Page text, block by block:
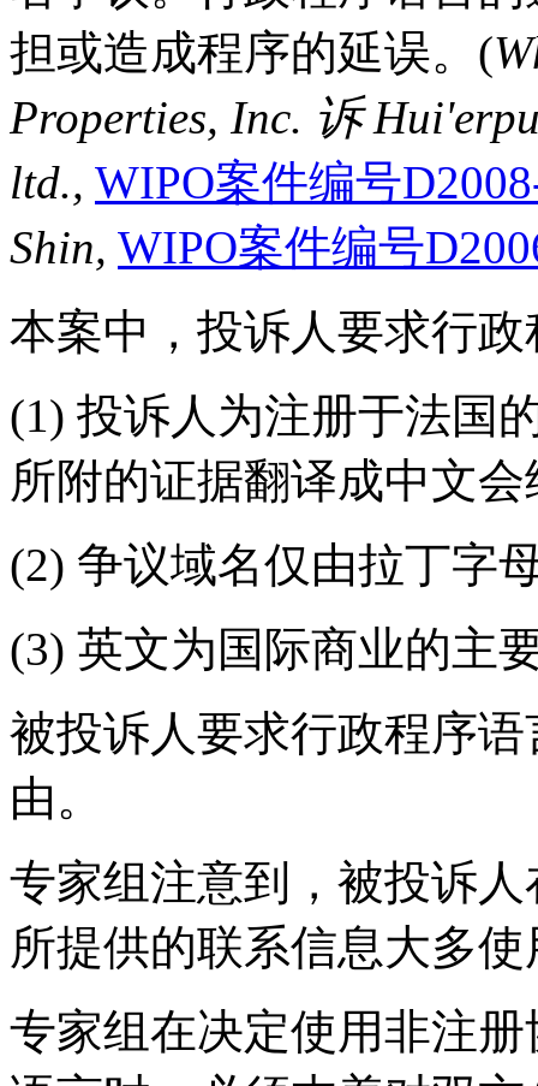
担或造成程序的延误。(
Properties, Inc. 诉
ltd., WIPO案件编号
Shin, WIPO案件编号
本案中，投诉人要求行
(1) 投诉人为注册于法国
所附的证据翻译成中文
(2) 争议域名仅由拉丁字
(3) 英文为国际商业的主
被投诉人要求行政程序
由。
专家组注意到，被投诉
所提供的联系信息大多
专家组在决定使用非注